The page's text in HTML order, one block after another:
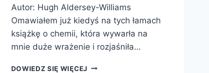
Autor: Hugh Aldersey-Williams
Omawiałem już kiedyś na tych łamach
książkę o chemii, która wywarła na
mnie duże wrażenie i rozjaśniła…
DOWIEDZ SIĘ WIĘCEJ FASCYNUJĄCE